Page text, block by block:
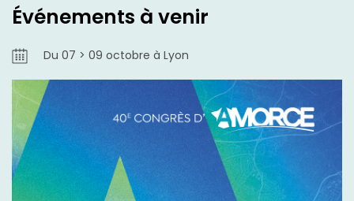
Événements à venir
Du 07 > 09 octobre à Lyon